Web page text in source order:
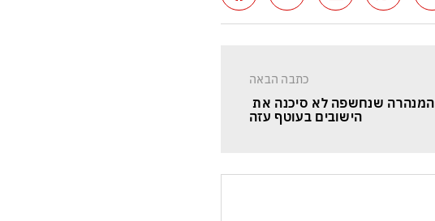
כתבה הבאה
המנהרה שנחשפה לא סיכנה את
הישובים בעוטף עזה